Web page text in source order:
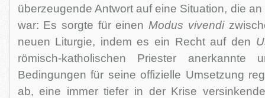
überzeugende Antwort auf eine Situation, die
war: Es sorgte für einen Modus vivendi
neuen Liturgie, indem es ein Recht auf den
römisch-katholischen Priester anerkannte
Bedingungen für seine offizielle Umsetzung
ab, eine immer tiefer in der Krise